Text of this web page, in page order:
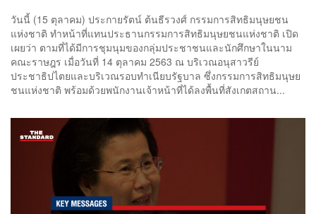
วันนี้ (15 ตุลาคม) ประกายรัตน์ ต้นธีรวงศ์ กรรมการสิทธิมนุษยชน
แห่งชาติ ทำหน้าที่แทนประธานกรรมการสิทธิมนุษยชนแห่งชาติ เปิด
เผยว่า ตามที่ได้มีการชุมนุมของกลุ่มประชาชนและนักศึกษาในนาม
คณะราษฎร เมื่อวันที่ 14 ตุลาคม 2563 ณ บริเวณอนุสาวรีย์
ประชาธิปไตยและบริเวณรอบทำเนียบรัฐบาล ซึ่งกรรมการสิทธิมนุษย
ชนแห่งชาติ พร้อมด้วยพนักงานเจ้าหน้าที่ได้ลงพื้นที่สังเกตสถาน...